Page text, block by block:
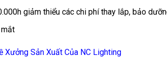
giảm thiểu các chi phí thay lắp, bảo
Xưởng Sản Xuất Của NC Lighting